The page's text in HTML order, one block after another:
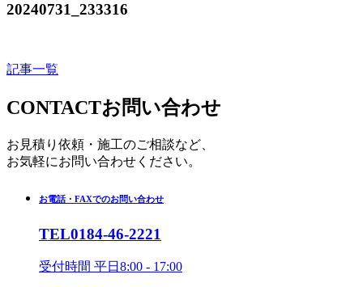
20240731_233316
記事一覧
CONTACTお問い合わせ
お見積り依頼・施工のご相談など、
お気軽にお問い合わせください。
お電話・FAXでのお問い合わせ
TEL0184-46-2221
受付時間 平日8:00 - 17:00